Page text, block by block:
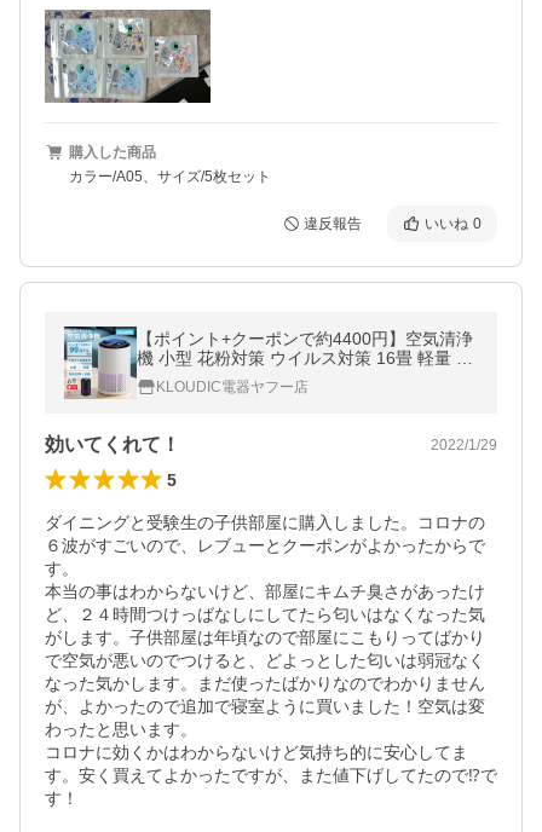
購入した商品
カラー/A05、サイズ/5枚セット
違反報告 いいね 0
【ポイント+クーポンで約4400円】空気清浄
機 小型 花粉対策 ウイルス対策 16畳 軽量 省
エネ ペット pm2.5 タイマー ３段階切替 ア
ロマ 静音 除菌 カビ取り 爆買
KLOUDIC電器ヤフー店
効いてくれて！ 2022/1/29
5
ダイニングと受験生の子供部屋に購入しました。コロナの
６波がすごいので、レブューとクーポンがよかったからで
す。
本当の事はわからないけど、部屋にキムチ臭さがあったけ
ど、２４時間つけっばなしにしてたら匂いはなくなった気
がします。子供部屋は年頃なので部屋にこもりってばかり
で空気が悪いのでつけると、どよっとした匂いは弱冠なく
なった気かします。まだ使ったばかりなのでわかりません
が、よかったので追加で寝室ように買いました！空気は変
わったと思います。
コロナに効くかはわからないけど気持ち的に安心してま
す。安く買えてよかったですが、また値下げしてたので⁉️で
す！